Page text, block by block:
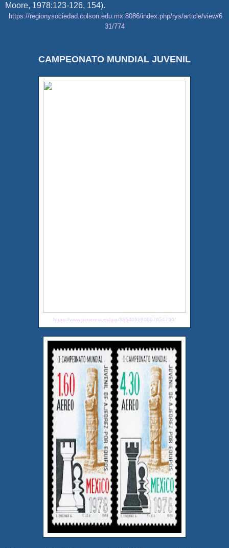
Moore, 1978:123-126, 154).
https://regionysociedad.colson.edu.mx:8086/index.php/rys/article/view/6
31/774
CAMPEONATO MUNDIAL JUVENIL
https://www.pinterest.es/pin/385409680607954790/